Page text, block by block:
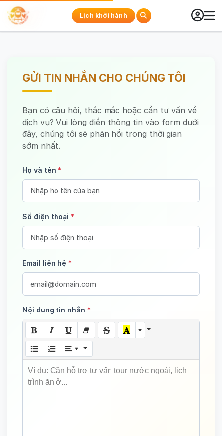
Lịch khởi hành
GỬI TIN NHẮN CHO CHÚNG TÔI
Bạn có câu hỏi, thắc mắc hoặc cần tư vấn về
dịch vụ? Vui lòng điền thông tin vào form dưới
đây, chúng tôi sẽ phản hồi trong thời gian
sớm nhất.
Họ và tên *
Số điện thoại *
Email liên hệ *
Nội dung tin nhắn *
Ví dụ: Cần hỗ trợ tư vấn tour nước ngoài, lịch
trình ăn ở...